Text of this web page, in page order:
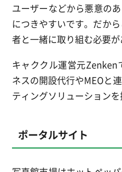
ユーザーなどから悪意の
につきやすいです。だか
者と一緒に取り組む必要が
キャククル運営元Zenken
ネスの開設代行やMEOと
ティングソリューションを
ポータルサイト